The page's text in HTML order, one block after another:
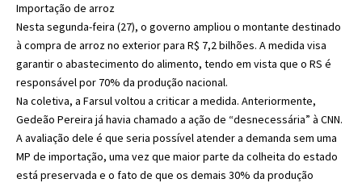
Importação de arroz
Nesta segunda-feira (27), o governo ampliou o montante destinado
à compra de arroz no exterior para R$ 7,2 bilhões. A medida visa
garantir o abastecimento do alimento, tendo em vista que o RS é
responsável por 70% da produção nacional.
Na coletiva, a Farsul voltou a criticar a medida. Anteriormente,
Gedeão Pereira já havia chamado a ação de “desnecessária” à CNN.
A avaliação dele é que seria possível atender a demanda sem uma
MP de importação, uma vez que maior parte da colheita do estado
está preservada e o fato de que os demais 30% da produção